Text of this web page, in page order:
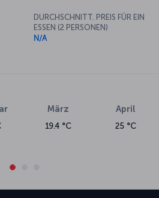
DURCHSCHNITT. PREIS FÜR EIN
ESSEN (2 PERSONEN)
N/A
März
19.4 °C
April
25 °C